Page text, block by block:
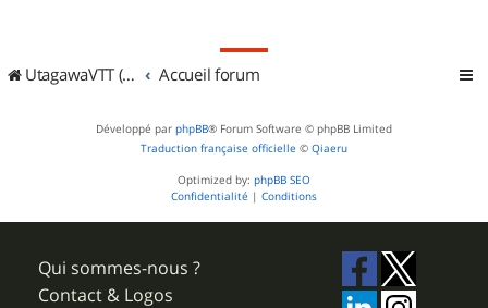
UtagawaVTT (Randos VTT et VTTAE avec traces GPS) Accueil forum
Développé par phpBB® Forum Software © phpBB Limited
Traduction française officielle © Qiaeru
Optimized by: phpBB SEO
Confidentialité | Conditions
Qui sommes-nous ?
Contact & Logos